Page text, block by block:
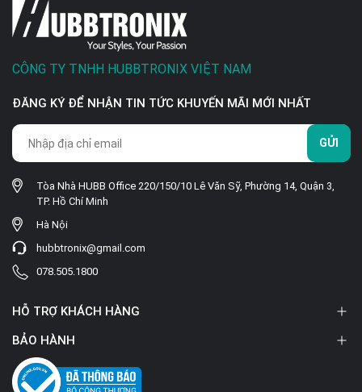
CÔNG TY TNHH HUBBTRONIX VIỆT NAM
ĐĂNG KÝ ĐỂ NHẬN TIN TỨC KHUYẾN MÃI MỚI NHẤT
GỬI
Tòa Nhà HUBB Office 220/150/10 Lê Văn Sỹ, Phường 14, Quận 3,
TP. Hồ Chí Minh
Hà Nội
hubbtronix@gmail.com
078.505.1800
HỖ TRỢ KHÁCH HÀNG
BẢO HÀNH